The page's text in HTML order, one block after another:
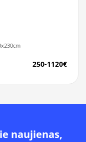
250-1120€
naujienas,